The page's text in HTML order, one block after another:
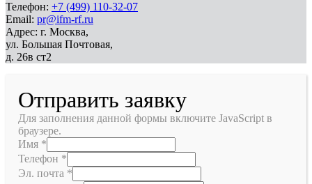
Телефон: +7 (499) 110-32-07
Email: pr@ifm-rf.ru
Адрес: г. Москва,
ул. Большая Почтовая,
д. 26в ст2
Отправить заявку
Для заполнения данной формы включите JavaScript в
браузере.
Имя *
Телефон *
Эл. почта *